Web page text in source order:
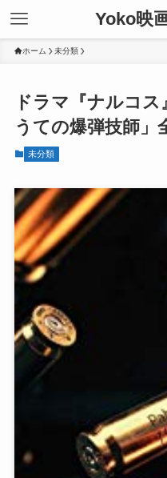
Yoko映
ホーム 未分類
ドラマ『ナルコ
うての爆弾技師」
未分類